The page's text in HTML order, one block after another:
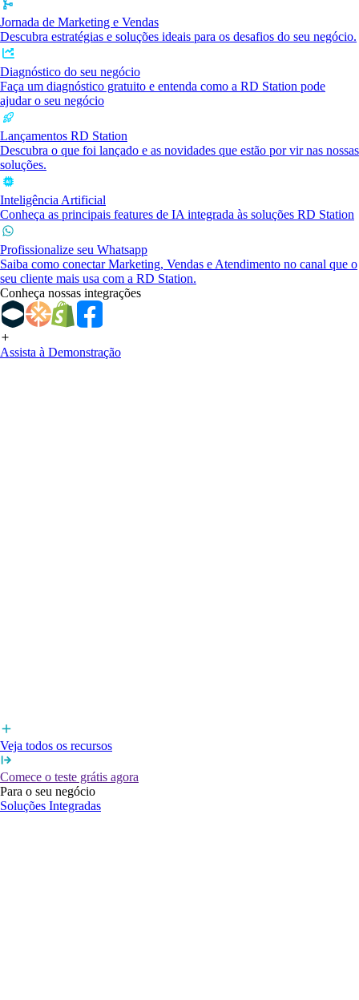
Jornada de Marketing e Vendas
Descubra estratégias e soluções ideais para os desafios do seu negócio.
Diagnóstico do seu negócio
Faça um diagnóstico gratuito e entenda como a RD Station pode
ajudar o seu negócio
Lançamentos RD Station
Descubra o que foi lançado e as novidades que estão por vir nas nossas
soluções.
Inteligência Artificial
Conheça as principais features de IA integrada às soluções RD Station
Profissionalize seu Whatsapp
Saiba como conectar Marketing, Vendas e Atendimento no canal que o
seu cliente mais usa com a RD Station.
Conheça nossas integrações
Assista à Demonstração
Veja todos os recursos
Comece o teste grátis agora
Para o seu negócio
Soluções Integradas